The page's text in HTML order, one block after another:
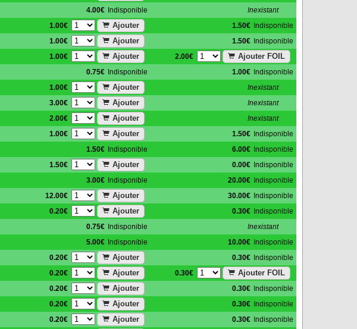
4.00€ Indisponible Inexistant
1.00€ Ajouter 1.50€ Indisponible
1.00€ Ajouter 1.50€ Indisponible
1.00€ Ajouter 2.00€ Ajouter FOIL
0.75€ Indisponible 1.00€ Indisponible
1.00€ Ajouter Inexistant
3.00€ Ajouter Inexistant
2.00€ Ajouter Inexistant
1.00€ Ajouter 1.50€ Indisponible
1.50€ Indisponible 6.00€ Indisponible
1.50€ Ajouter 0.00€ Indisponible
3.00€ Indisponible 20.00€ Indisponible
12.00€ Ajouter 30.00€ Indisponible
0.20€ Ajouter 0.30€ Indisponible
0.75€ Indisponible Inexistant
5.00€ Indisponible 10.00€ Indisponible
0.20€ Ajouter 0.30€ Indisponible
0.20€ Ajouter 0.30€ Ajouter FOIL
0.20€ Ajouter 0.30€ Indisponible
0.20€ Ajouter 0.30€ Indisponible
0.20€ Ajouter 0.30€ Indisponible